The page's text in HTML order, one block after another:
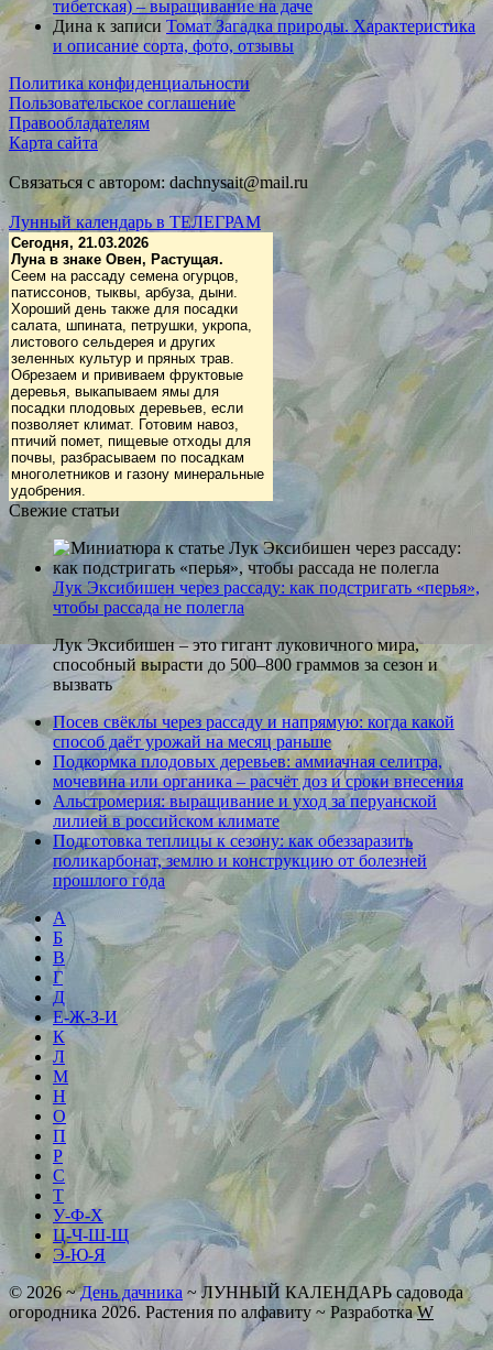
тибетская) – выращивание на даче
Дина к записи Томат Загадка природы. Характеристика
и описание сорта, фото, отзывы
Политика конфиденциальности
Пользовательское соглашение
Правообладателям
Карта сайта
Связаться с автором: dachnysait@mail.ru
Лунный календарь в ТЕЛЕГРАМ
Сегодня, 21.03.2026
Луна в знаке Овен, Растущая.
Сеем на рассаду семена огурцов,
патиссонов, тыквы, арбуза, дыни.
Хороший день также для посадки
салата, шпината, петрушки, укропа,
листового сельдерея и других
зеленных культур и пряных трав.
Обрезаем и прививаем фруктовые
деревья, выкапываем ямы для
посадки плодовых деревьев, если
позволяет климат. Готовим навоз,
птичий помет, пищевые отходы для
почвы, разбрасываем по посадкам
многолетников и газону минеральные
удобрения.
Свежие статьи
Лук Эксибишен через рассаду: как подстригать «перья»,
чтобы рассада не полегла
Лук Эксибишен – это гигант луковичного мира,
способный вырасти до 500–800 граммов за сезон и
вызвать
Посев свёклы через рассаду и напрямую: когда какой
способ даёт урожай на месяц раньше
Подкормка плодовых деревьев: аммиачная селитра,
мочевина или органика – расчёт доз и сроки внесения
Альстромерия: выращивание и уход за перуанской
лилией в российском климате
Подготовка теплицы к сезону: как обеззаразить
поликарбонат, землю и конструкцию от болезней
прошлого года
А
Б
В
Г
Д
Е-Ж-З-И
К
Л
М
Н
О
П
Р
С
Т
У-Ф-Х
Ц-Ч-Ш-Щ
Э-Ю-Я
© 2026~День дачника ~ ЛУННЫЙ КАЛЕНДАРЬ садовода
огородника 2026. Растения по алфавиту ~ РазработкаW